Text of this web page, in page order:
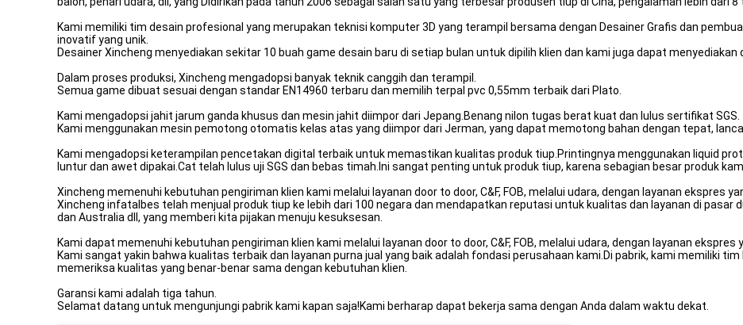
Kami memiliki tim desain profesional yang merupakan teknisi komputer 3D yang terampil bersama dengan Desainer Grafis dan
inovatif yang unik.
Desainer Xincheng menyediakan sekitar 10 buah game desain baru di setiap bulan untuk dipilih klien dan kami juga dapat menyediakan
Dalam proses produksi, Xincheng mengadopsi banyak teknik canggih dan terampil.
Semua game dibuat sesuai dengan standar EN14960 terbaru dan memilih terpal pvc 0,55mm terbaik dari Plato.
Kami mengadopsi jahit jarum ganda khusus dan mesin jahit diimpor dari Jepang.Benang nilon tugas berat kuat dan lulus sertifikat SGS.
Kami menggunakan mesin pemotong otomatis kelas atas yang diimpor dari Jerman, yang dapat memotong bahan dengan tepat,
Kami mengadopsi keterampilan pencetakan digital terbaik untuk memastikan kualitas produk tiup.Printingnya menggunakan liquid
luntur dan awet dipakai.Cat telah lulus uji SGS dan bebas timah.Ini sangat penting untuk produk tiup, karena sebagian besar produk
Xincheng memenuhi kebutuhan pengiriman klien kami melalui layanan door to door, C&F, FOB, melalui udara, dengan layanan ekspres
Xincheng infatalbes telah menjual produk tiup ke lebih dari 100 negara dan mendapatkan reputasi untuk kualitas dan layanan di pasar
dan Australia dll, yang memberi kita pijakan menuju kesuksesan.
Kami dapat memenuhi kebutuhan pengiriman klien kami melalui layanan door to door, C&F, FOB, melalui udara, dengan layanan ekspres
Kami sangat yakin bahwa kualitas terbaik dan layanan purna jual yang baik adalah fondasi perusahaan kami.Di pabrik, kami memiliki
memeriksa kualitas yang benar-benar sama dengan kebutuhan klien.
Garansi kami adalah tiga tahun.
Selamat datang untuk mengunjungi pabrik kami kapan saja!Kami berharap dapat bekerja sama dengan Anda dalam waktu dekat.